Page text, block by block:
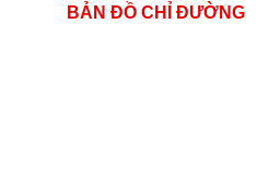
BẢN ĐỒ CHỈ ĐƯỜNG